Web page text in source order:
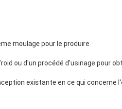
moulage pour le produire.
ou d'un procédé d'usinage pour
existante en ce qui concerne